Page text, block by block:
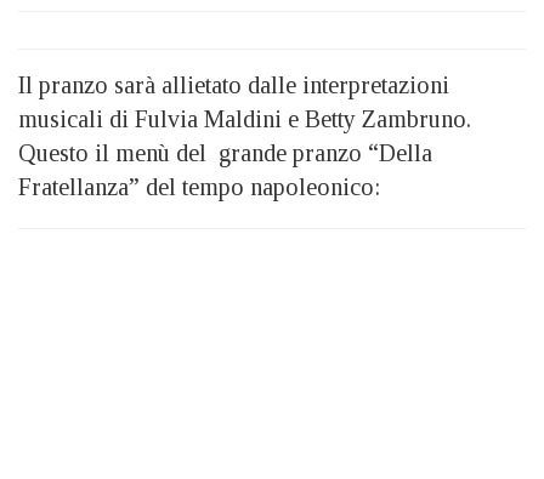
Il pranzo sarà allietato dalle interpretazioni
musicali di Fulvia Maldini e Betty Zambruno.
Questo il menù del grande pranzo “Della
Fratellanza” del tempo napoleonico: